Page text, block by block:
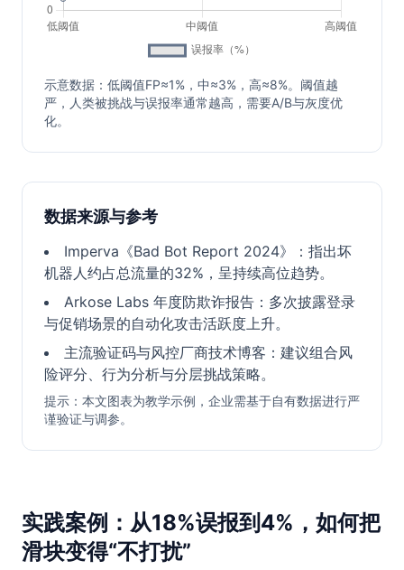
示意数据：低阈值FP≈1%，中≈3%，高≈8%。阈值越
严，人类被挑战与误报率通常越高，需要A/B与灰度优
化。
数据来源与参考
Imperva《Bad Bot Report 2024》：指出坏
机器人约占总流量的32%，呈持续高位趋势。
Arkose Labs 年度防欺诈报告：多次披露登录
与促销场景的自动化攻击活跃度上升。
主流验证码与风控厂商技术博客：建议组合风
险评分、行为分析与分层挑战策略。
提示：本文图表为教学示例，企业需基于自有数据进行严
谨验证与调参。
实践案例：从18%误报到4%，如何把
滑块变得“不打扰”